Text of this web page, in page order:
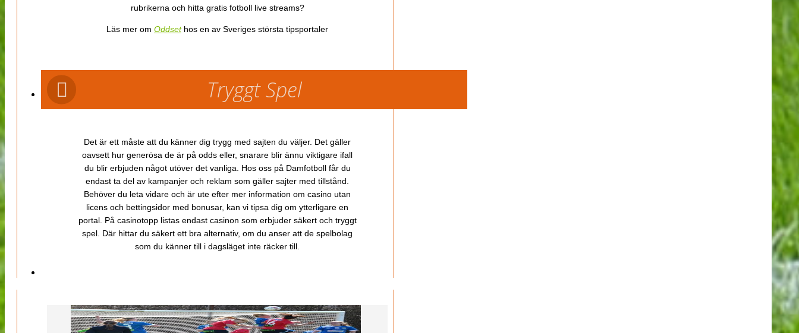
rubrikerna och hitta gratis fotboll live streams?
Läs mer om Oddsethos en av Sveriges största tipsportaler
Tryggt Spel
Det är ett måste att du känner dig trygg med sajten du väljer. Det gäller
oavsett hur generösa de är på odds eller, snarare blir ännu viktigare ifall
du blir erbjuden något utöver det vanliga. Hos oss på Damfotboll får du
endast ta del av kampanjer och reklam som gäller sajter med tillstånd.
Behöver du leta vidare och är ute efter mer information om casino utan
licens och bettingsidor med bonusar, kan vi tipsa dig om ytterligare en
portal. På casinotopp listas endast casinon som erbjuder säkert och tryggt
spel. Där hittar du säkert ett bra alternativ, om du anser att de spelbolag
som du känner till i dagsläget inte räcker till.